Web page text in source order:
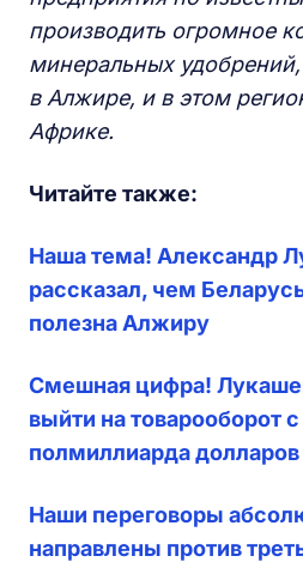
производить огромное
минеральных
в Алжире, и в этом
Африке.
Читайте также:
Наша тема! Александр
рассказал, чем
полезна Алжиру
Смешная цифра!
выйти на товарооборот
полмиллиарда долларов
Наши переговоры
направлены против